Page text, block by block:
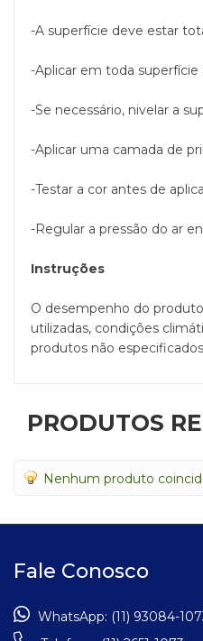
-A superfície deve estar
-Aplicar em toda superfície
-Se necessário, nivelar a
-Aplicar uma camada de
-Testar a cor antes de
-Regular a pressão do ar
Instruções
O desempenho do
utilizadas, condições
produtos não
PRODUTOS
Nenhum produto
Fale Conosco
WhatsApp: (11) 93084-